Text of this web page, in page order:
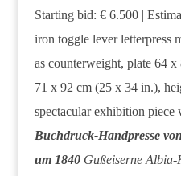
Starting bid: € 6.500 |
iron toggle lever letterpress
as counterweight, plate 64
71 x 92 cm (25 x 34 in.),
spectacular exhibition
Buchdruck-Handpresse
um 1840 Gußeiserne Albia-